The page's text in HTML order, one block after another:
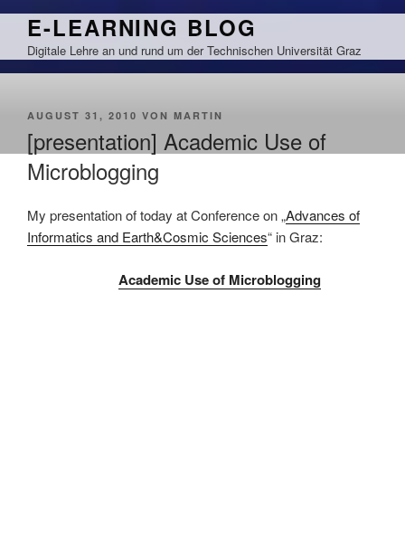
Zum
springen
E-LEARNING BLOG
Digitale Lehre an und rund um der Technischen Universität Graz
VERÖFFENTLICHT
AUGUST 31, 2010 VON MARTIN
[presentation] Academic Use of
Microblogging
My presentation of today at Conference on „Advances of
Informatics and Earth&Cosmic Sciences“ in Graz:
Academic Use of Microblogging